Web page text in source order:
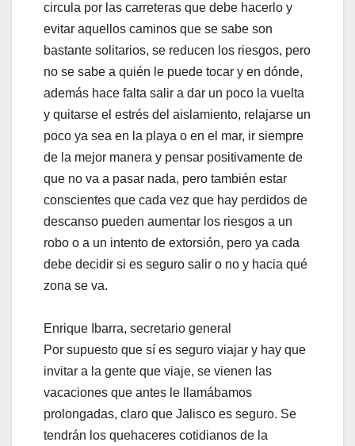
circula por las carreteras que debe hacerlo y
evitar aquellos caminos que se sabe son
bastante solitarios, se reducen los riesgos, pero
no se sabe a quién le puede tocar y en dónde,
además hace falta salir a dar un poco la vuelta
y quitarse el estrés del aislamiento, relajarse un
poco ya sea en la playa o en el mar, ir siempre
de la mejor manera y pensar positivamente de
que no va a pasar nada, pero también estar
conscientes que cada vez que hay perdidos de
descanso pueden aumentar los riesgos a un
robo o a un intento de extorsión, pero ya cada
debe decidir si es seguro salir o no y hacia qué
zona se va.
Enrique Ibarra, secretario general
Por supuesto que sí es seguro viajar y hay que
invitar a la gente que viaje, se vienen las
vacaciones que antes le llamábamos
prolongadas, claro que Jalisco es seguro. Se
tendrán los quehaceres cotidianos de la